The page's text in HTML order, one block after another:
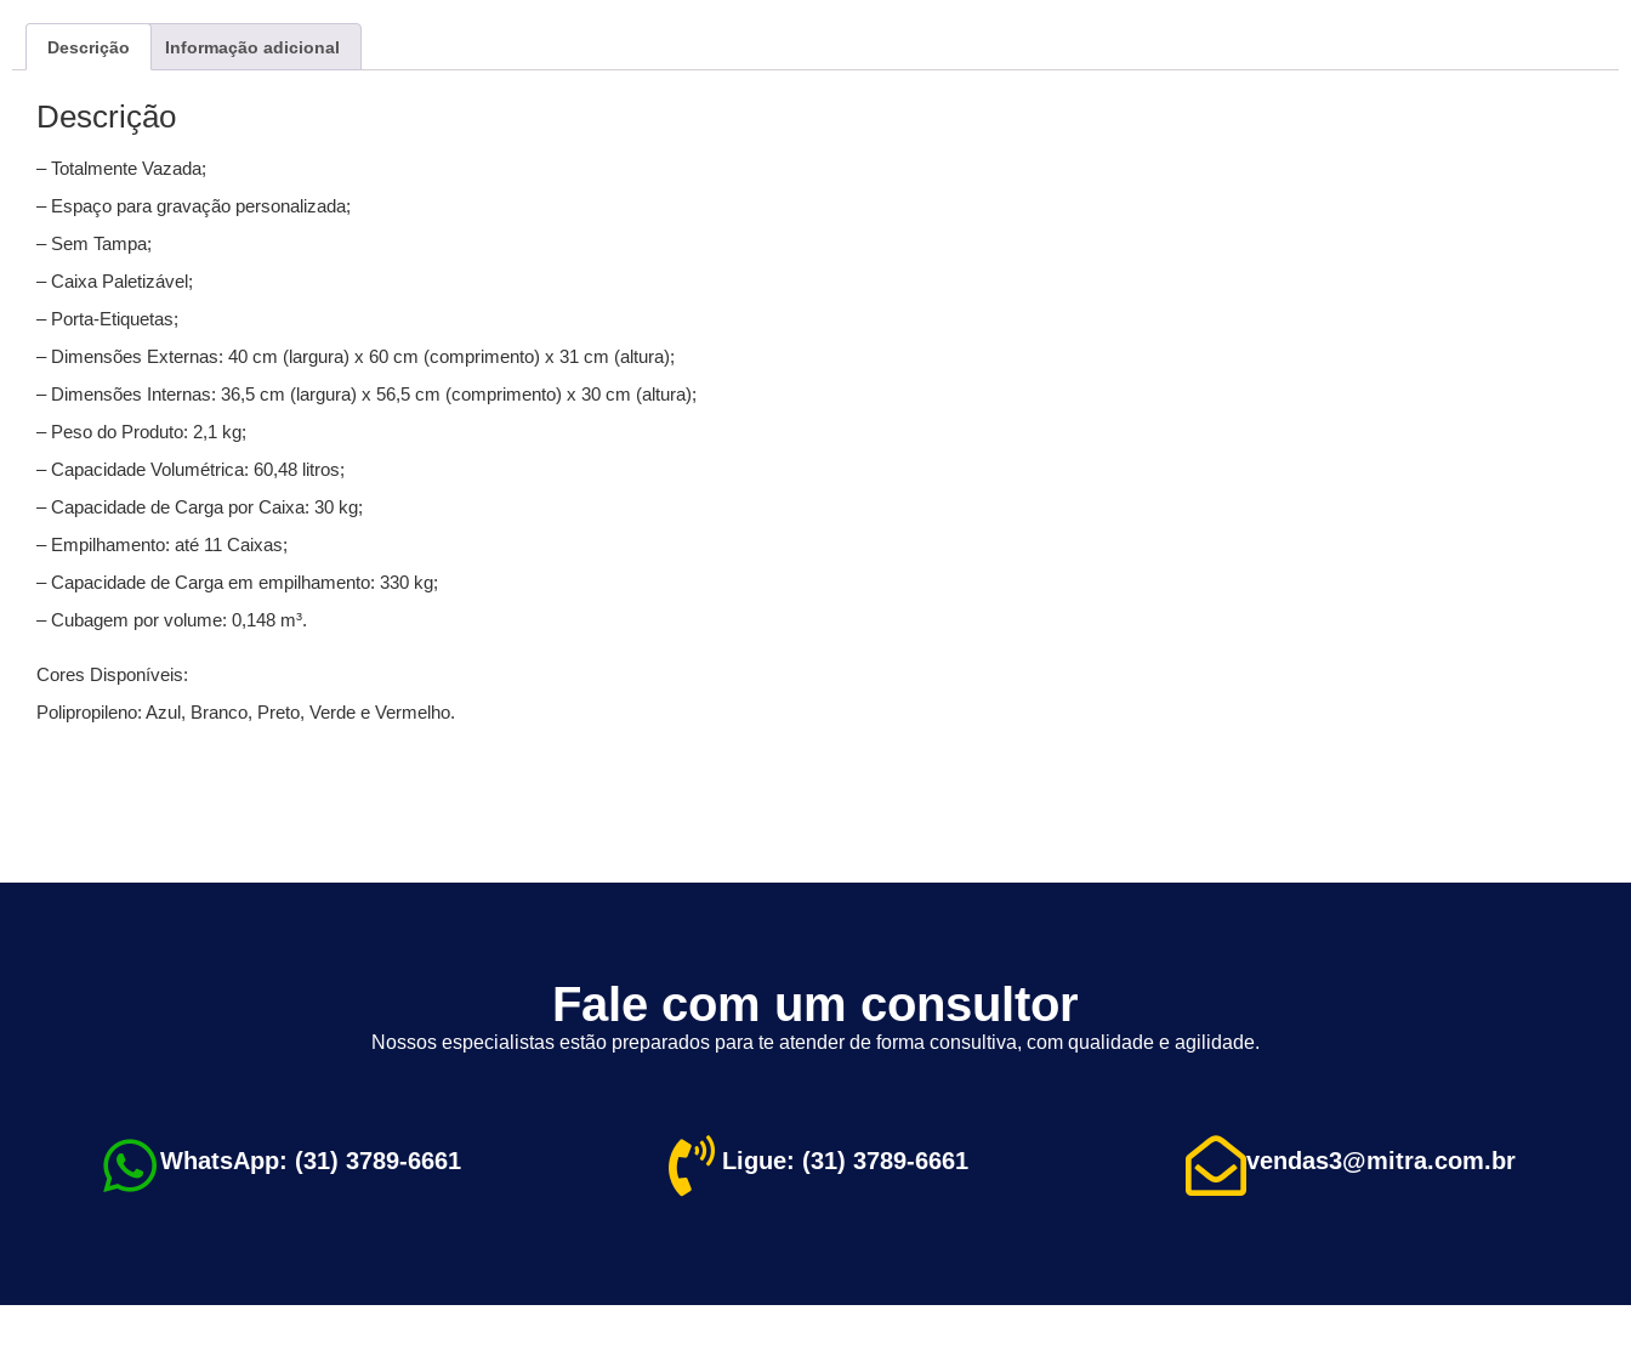
Descrição Informação adicional
Descrição
– Totalmente Vazada;
– Espaço para gravação personalizada;
– Sem Tampa;
– Caixa Paletizável;
– Porta-Etiquetas;
– Dimensões Externas: 40 cm (largura) x 60 cm (comprimento) x 31 cm (altura);
– Dimensões Internas: 36,5 cm (largura) x 56,5 cm (comprimento) x 30 cm (altura);
– Peso do Produto: 2,1 kg;
– Capacidade Volumétrica: 60,48 litros;
– Capacidade de Carga por Caixa: 30 kg;
– Empilhamento: até 11 Caixas;
– Capacidade de Carga em empilhamento: 330 kg;
– Cubagem por volume: 0,148 m³.
Cores Disponíveis:
Polipropileno: Azul, Branco, Preto, Verde e Vermelho.
Fale com um consultor
Nossos especialistas estão preparados para te atender de forma consultiva, com qualidade e agilidade.
WhatsApp: (31) 3789-6661 Ligue: (31) 3789-6661 vendas3@mitra.com.br